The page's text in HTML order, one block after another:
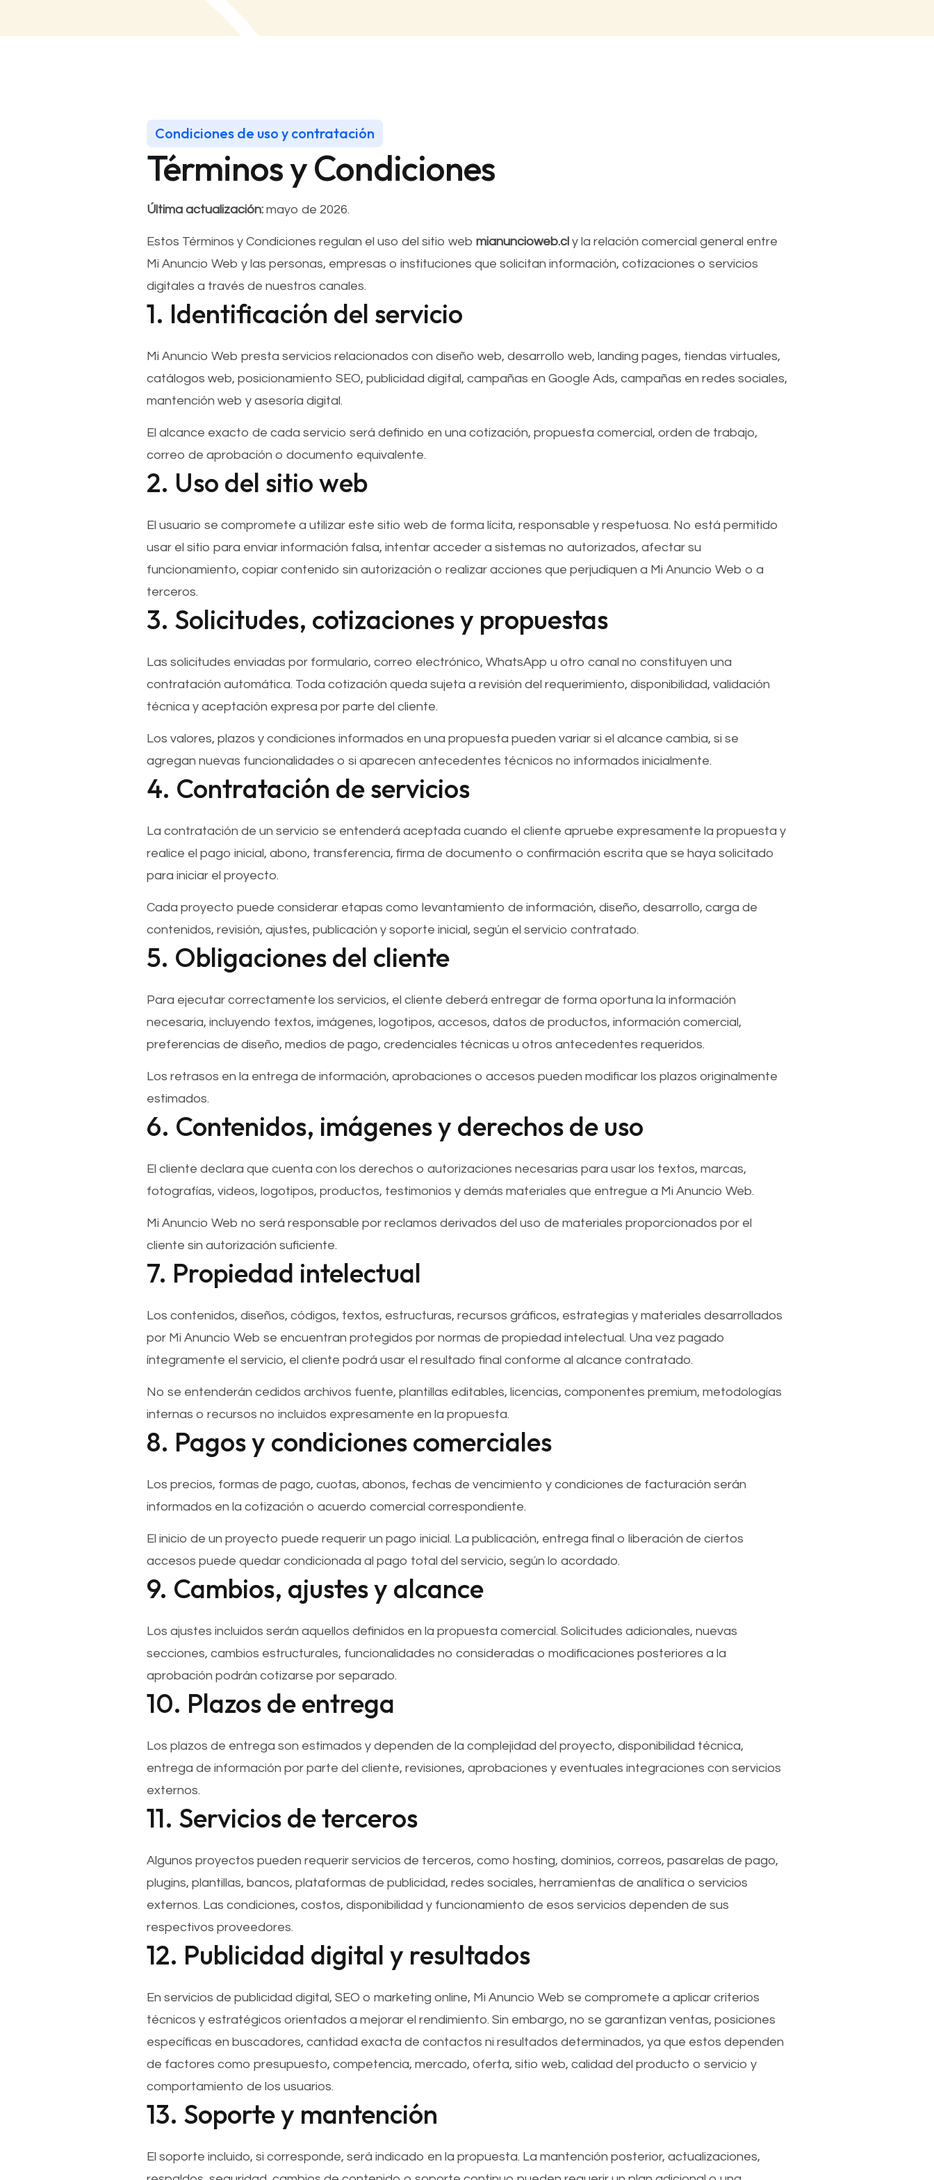
Condiciones de uso y contratación
Términos y Condiciones
Última actualización:mayo de 2026.
Estos Términos y Condiciones regulan el uso del sitio web mianuncioweb.cly la relación comercial general entre
Mi Anuncio Web y las personas, empresas o instituciones que solicitan información, cotizaciones o servicios
digitales a través de nuestros canales.
1. Identificación del servicio
Mi Anuncio Web presta servicios relacionados con diseño web, desarrollo web, landing pages, tiendas virtuales,
catálogos web, posicionamiento SEO, publicidad digital, campañas en Google Ads, campañas en redes sociales,
mantención web y asesoría digital.
El alcance exacto de cada servicio será definido en una cotización, propuesta comercial, orden de trabajo,
correo de aprobación o documento equivalente.
2. Uso del sitio web
El usuario se compromete a utilizar este sitio web de forma lícita, responsable y respetuosa. No está permitido
usar el sitio para enviar información falsa, intentar acceder a sistemas no autorizados, afectar su
funcionamiento, copiar contenido sin autorización o realizar acciones que perjudiquen a Mi Anuncio Web o a
terceros.
3. Solicitudes, cotizaciones y propuestas
Las solicitudes enviadas por formulario, correo electrónico, WhatsApp u otro canal no constituyen una
contratación automática. Toda cotización queda sujeta a revisión del requerimiento, disponibilidad, validación
técnica y aceptación expresa por parte del cliente.
Los valores, plazos y condiciones informados en una propuesta pueden variar si el alcance cambia, si se
agregan nuevas funcionalidades o si aparecen antecedentes técnicos no informados inicialmente.
4. Contratación de servicios
La contratación de un servicio se entenderá aceptada cuando el cliente apruebe expresamente la propuesta y
realice el pago inicial, abono, transferencia, firma de documento o confirmación escrita que se haya solicitado
para iniciar el proyecto.
Cada proyecto puede considerar etapas como levantamiento de información, diseño, desarrollo, carga de
contenidos, revisión, ajustes, publicación y soporte inicial, según el servicio contratado.
5. Obligaciones del cliente
Para ejecutar correctamente los servicios, el cliente deberá entregar de forma oportuna la información
necesaria, incluyendo textos, imágenes, logotipos, accesos, datos de productos, información comercial,
preferencias de diseño, medios de pago, credenciales técnicas u otros antecedentes requeridos.
Los retrasos en la entrega de información, aprobaciones o accesos pueden modificar los plazos originalmente
estimados.
6. Contenidos, imágenes y derechos de uso
El cliente declara que cuenta con los derechos o autorizaciones necesarias para usar los textos, marcas,
fotografías, videos, logotipos, productos, testimonios y demás materiales que entregue a Mi Anuncio Web.
Mi Anuncio Web no será responsable por reclamos derivados del uso de materiales proporcionados por el
cliente sin autorización suficiente.
7. Propiedad intelectual
Los contenidos, diseños, códigos, textos, estructuras, recursos gráficos, estrategias y materiales desarrollados
por Mi Anuncio Web se encuentran protegidos por normas de propiedad intelectual. Una vez pagado
íntegramente el servicio, el cliente podrá usar el resultado final conforme al alcance contratado.
No se entenderán cedidos archivos fuente, plantillas editables, licencias, componentes premium, metodologías
internas o recursos no incluidos expresamente en la propuesta.
8. Pagos y condiciones comerciales
Los precios, formas de pago, cuotas, abonos, fechas de vencimiento y condiciones de facturación serán
informados en la cotización o acuerdo comercial correspondiente.
El inicio de un proyecto puede requerir un pago inicial. La publicación, entrega final o liberación de ciertos
accesos puede quedar condicionada al pago total del servicio, según lo acordado.
9. Cambios, ajustes y alcance
Los ajustes incluidos serán aquellos definidos en la propuesta comercial. Solicitudes adicionales, nuevas
secciones, cambios estructurales, funcionalidades no consideradas o modificaciones posteriores a la
aprobación podrán cotizarse por separado.
10. Plazos de entrega
Los plazos de entrega son estimados y dependen de la complejidad del proyecto, disponibilidad técnica,
entrega de información por parte del cliente, revisiones, aprobaciones y eventuales integraciones con servicios
externos.
11. Servicios de terceros
Algunos proyectos pueden requerir servicios de terceros, como hosting, dominios, correos, pasarelas de pago,
plugins, plantillas, bancos, plataformas de publicidad, redes sociales, herramientas de analítica o servicios
externos. Las condiciones, costos, disponibilidad y funcionamiento de esos servicios dependen de sus
respectivos proveedores.
12. Publicidad digital y resultados
En servicios de publicidad digital, SEO o marketing online, Mi Anuncio Web se compromete a aplicar criterios
técnicos y estratégicos orientados a mejorar el rendimiento. Sin embargo, no se garantizan ventas, posiciones
específicas en buscadores, cantidad exacta de contactos ni resultados determinados, ya que estos dependen
de factores como presupuesto, competencia, mercado, oferta, sitio web, calidad del producto o servicio y
comportamiento de los usuarios.
13. Soporte y mantención
El soporte incluido, si corresponde, será indicado en la propuesta. La mantención posterior, actualizaciones,